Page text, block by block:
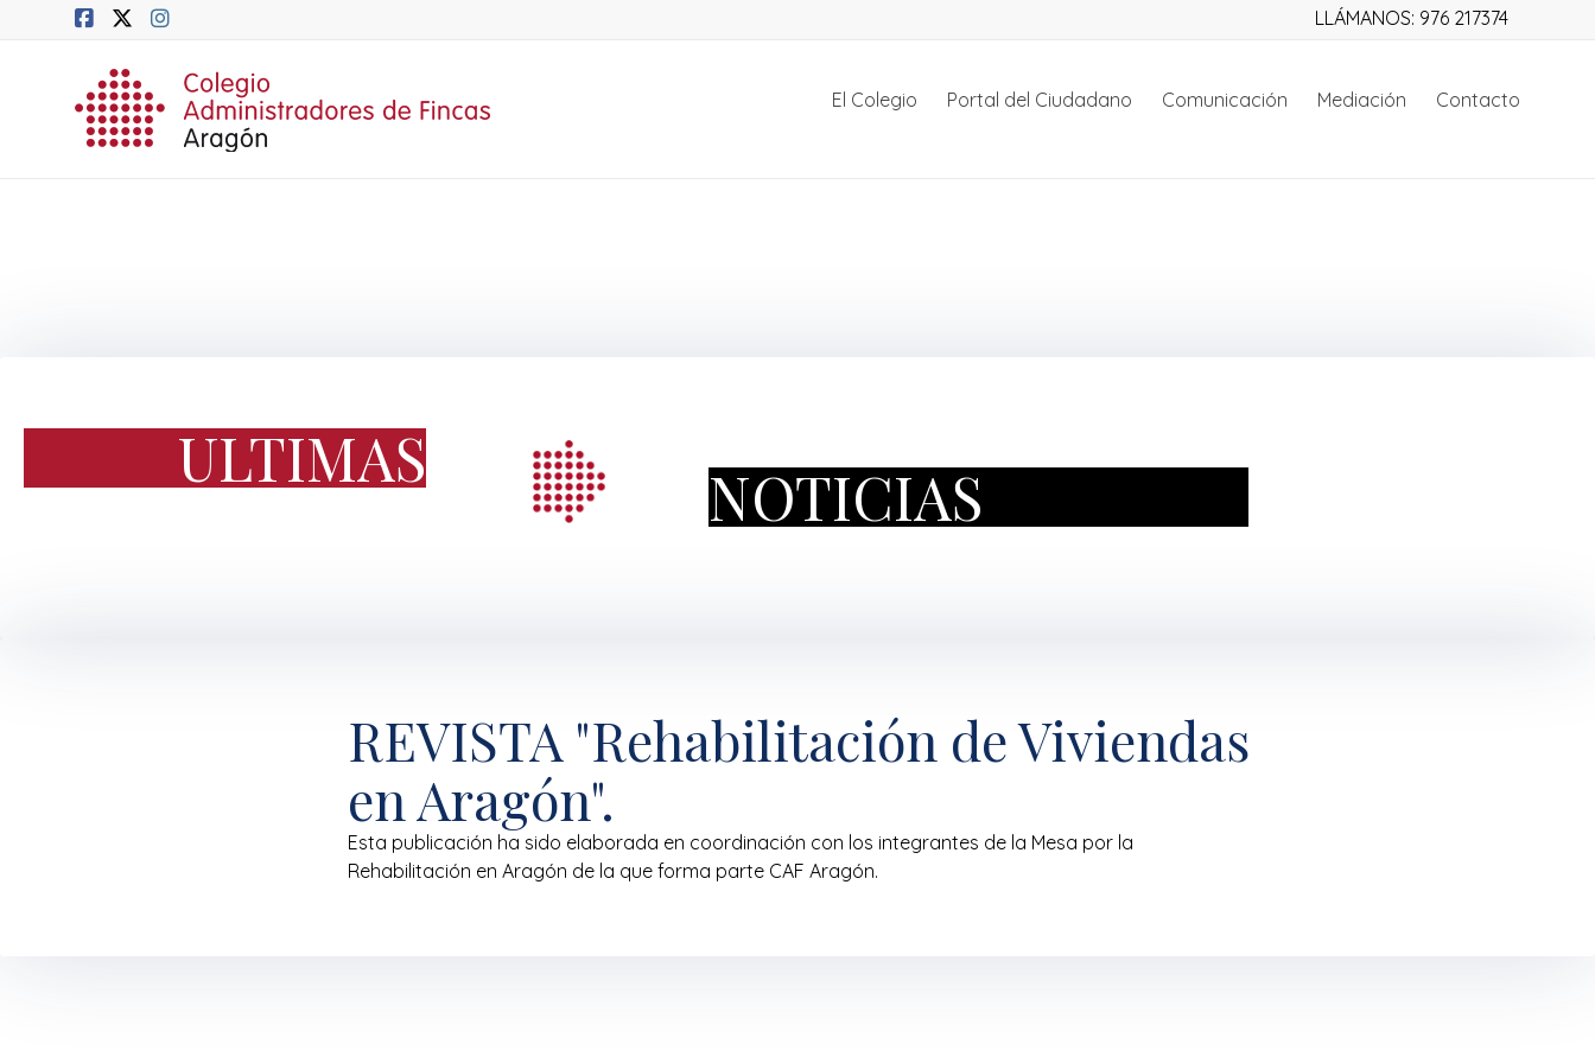
LLÁMANOS: 976 217374
El Colegio Portal del Ciudadano Comunicación Mediación Contacto
ULTIMAS NOTICIAS
REVISTA "Rehabilitación de Viviendas
en Aragón".
Esta publicación ha sido elaborada en coordinación con los integrantes de la Mesa por la
Rehabilitación en Aragón de la que forma parte CAF Aragón.